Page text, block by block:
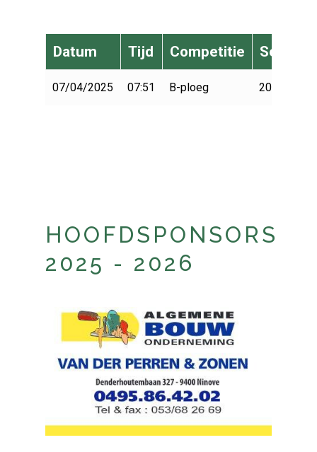
Datum Tijd Competitie Seizoen
07/04/2025 07:51 B-ploeg 2024-2025
HOOFDSPONSORS
2025 - 2026